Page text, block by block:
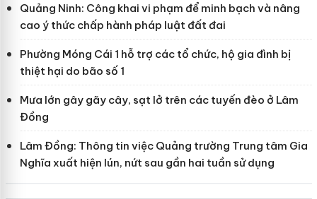
Quảng Ninh: Công khai vi phạm để minh bạch và nâng
cao ý thức chấp hành pháp luật đất đai
Phường Móng Cái 1 hỗ trợ các tổ chức, hộ gia đình bị
thiệt hại do bão số 1
Mưa lớn gây gãy cây, sạt lở trên các tuyến đèo ở Lâm
Đồng
Lâm Đồng: Thông tin việc Quảng trường Trung tâm Gia
Nghĩa xuất hiện lún, nứt sau gần hai tuần sử dụng